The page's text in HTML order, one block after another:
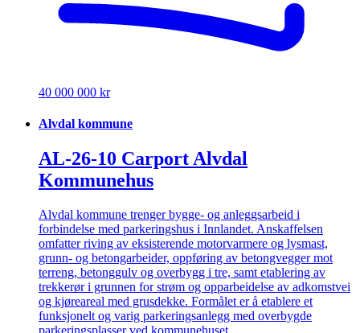
40 000 000 kr
Alvdal kommune
AL-26-10 Carport Alvdal
Kommunehus
Alvdal kommune trenger bygge- og anleggsarbeid i
forbindelse med parkeringshus i Innlandet. Anskaffelsen
omfatter riving av eksisterende motorvarmere og lysmast,
grunn- og betongarbeider, oppføring av betongvegger mot
terreng, betonggulv og overbygg i tre, samt etablering av
trekkerør i grunnen for strøm og opparbeidelse av adkomstvei
og kjøreareal med grusdekke. Formålet er å etablere et
funksjonelt og varig parkeringsanlegg med overbygde